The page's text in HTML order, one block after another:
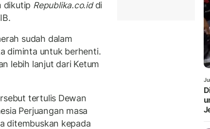
dikutip Republika.co.iddi
sudah dalam
diminta untuk berhenti.
lebih lanjut dari Ketum
tertulis Dewan
Perjuangan masa
ditembuskan kepada